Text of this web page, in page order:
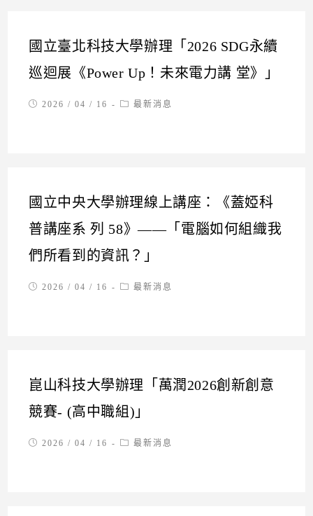
國立臺北科技大學辦理「2026 SDG永續
巡迴展《Power Up！未來電力講 堂》」
Post2026 / 04 / 16
Post最新消息
國立中央大學辦理線上講座：《蓋婭科
普講座系 列 58》——「電腦如何組織我
們所看到的資訊？」
Post2026 / 04 / 16
Post最新消息
崑山科技大學辦理「萬潤2026創新創意
競賽- (高中職組)」
Post2026 / 04 / 16
Post最新消息